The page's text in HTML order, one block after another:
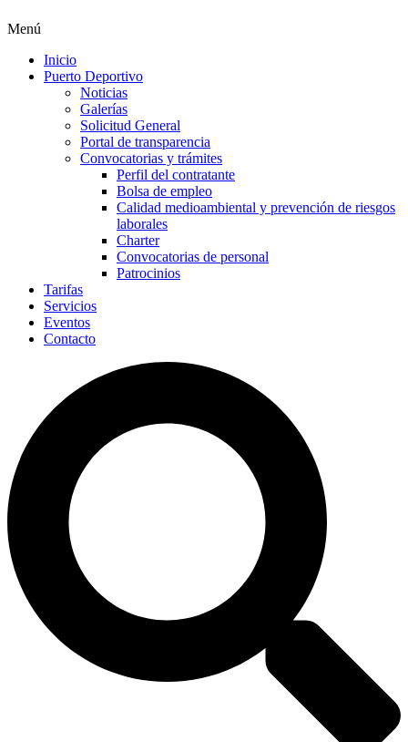
Menú
Inicio
Puerto Deportivo
Noticias
Galerías
Solicitud General
Portal de transparencia
Convocatorias y trámites
Perfil del contratante
Bolsa de empleo
Calidad medioambiental y prevención de riesgos
laborales
Charter
Convocatorias de personal
Patrocinios
Tarifas
Servicios
Eventos
Contacto